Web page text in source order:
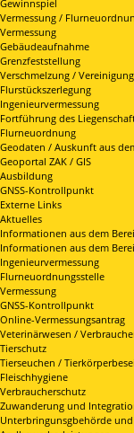
Gewinnspiel
Vermessung /
Vermessung
Gebäudeaufnahme
Grenzfeststellung
Verschmelzung / Vereinigung
Flurstückszerlegung
Ingenieurvermessung
Fortführung des
Flurneuordnung
Geodaten / Auskunft aus
Geoportal ZAK / GIS
Ausbildung
GNSS-Kontrollpunkt
Externe Links
Aktuelles
Informationen aus dem
Informationen aus dem
Ingenieurvermessung
Flurneuordnungsstelle
Vermessung
GNSS-Kontrollpunkt
Online-Vermessungsantrag
Veterinärwesen /
Tierschutz
Tierseuchen /
Fleischhygiene
Verbraucherschutz
Zuwanderung und
Unterbringunsgbehörde